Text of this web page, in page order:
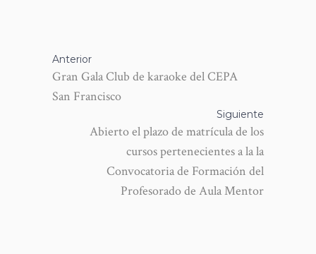
Anterior
Gran Gala Club de karaoke del CEPA
San Francisco
Siguiente
Abierto el plazo de matrícula de los
cursos pertenecientes a la la
Convocatoria de Formación del
Profesorado de Aula Mentor